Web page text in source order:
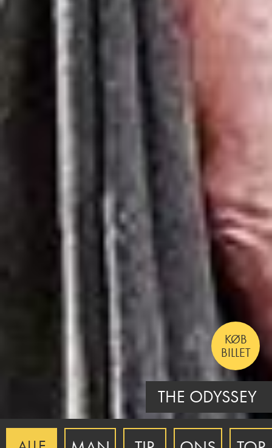
KØB
BILLET
THE INVITE